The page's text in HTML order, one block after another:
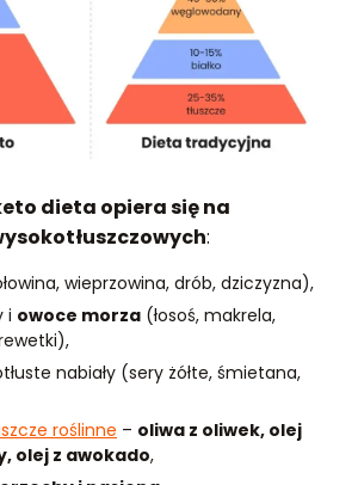
dieta opiera się na
:
wieprzowina, drób, dziczyzna),
i owoce morza (łosoś, makrela,
nabiały (sery żółte, śmietana,
roślinne – oliwa z oliwek, olej
olej z awokado,